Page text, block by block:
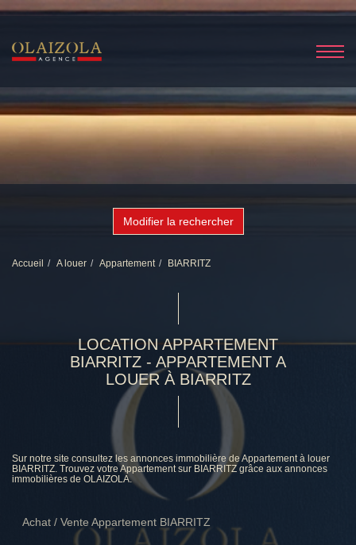
Modifier la rechercher
Accueil A louer Appartement BIARRITZ
LOCATION APPARTEMENT
BIARRITZ - APPARTEMENT A
LOUER À BIARRITZ
Sur notre site consultez les annonces immobilière de Appartement à louer
BIARRITZ. Trouvez votre Appartement sur BIARRITZ grâce aux annonces
immobilières de OLAIZOLA.
Achat / Vente Appartement BIARRITZ